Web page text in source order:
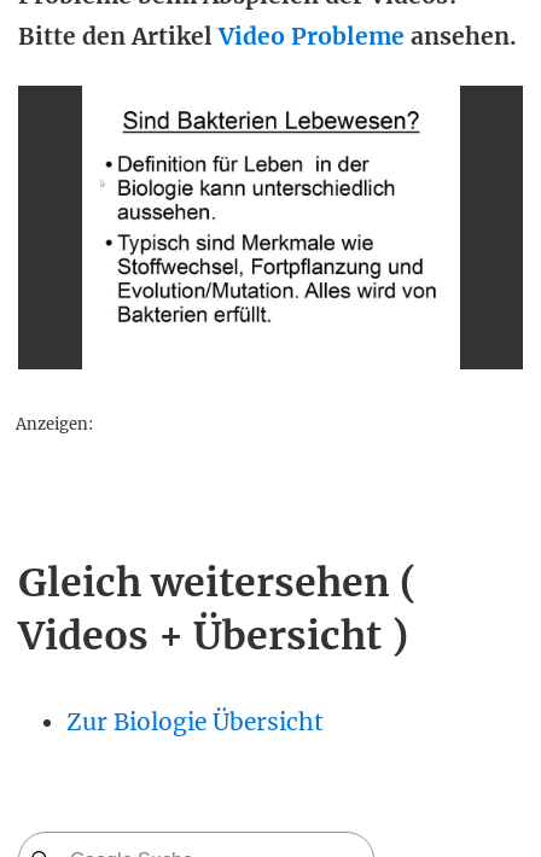
Bitte den ArtikelVideo Probleme ansehen.
Anzeigen:
Gleich weitersehen (
Videos + Übersicht )
Zur Biologie Übersicht